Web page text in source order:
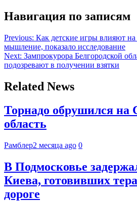
Навигация по записям
Previous: Как детские игры влияют на
мышление, показало исследование
Next: Зампрокурора Белгородской
подозревают в получении взятки
Related News
Торнадо обрушился на
область
Рамблер2 месяца ago 0
В Подмосковье
Киева, готовивших
дороге